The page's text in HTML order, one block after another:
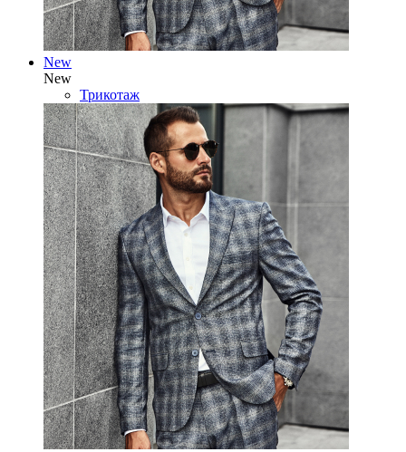
New
New
Трикотаж